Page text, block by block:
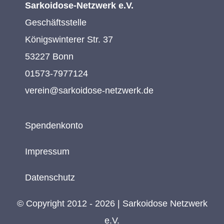
Sarkoidose-Netzwerk e.V.
Geschäftsstelle
Königswinterer Str. 37
53227 Bonn
01573-7977124
verein@sarkoidose-netzwerk.de
Spendenkonto
Impressum
Datenschutz
© Copyright 2012 - 2026 | Sarkoidose Netzwerk
e.V.